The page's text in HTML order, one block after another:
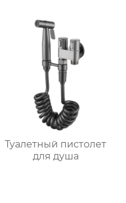
Туалетный пистолет
для душа